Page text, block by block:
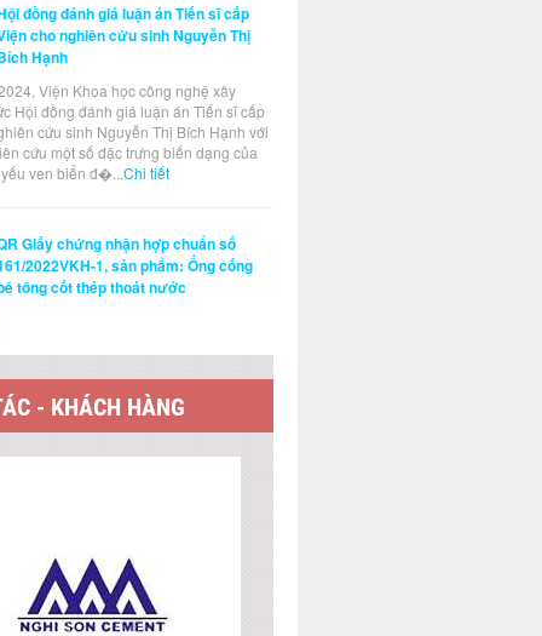
đồng đánh giá luận án Tiến sĩ cấp
cho nghiên cứu sinh Nguyễn Thị
Hạnh
Viện Khoa học công nghệ xây
Hội đồng đánh giá luận án Tiến sĩ cấp
cứu sinh Nguyễn Thị Bích Hạnh với
cứu một số đặc trưng biến dạng của
ven biển đ�...Chi tiết
Giấy chứng nhận hợp chuẩn số
2022VKH-1, sản phẩm: Ống cống
tông cốt thép thoát nước
- KHÁCH HÀNG